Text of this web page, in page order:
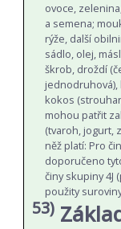
ovoce,
a semena;
rýže, další
sádlo, olej,
škrob, droždí
jednodruhová),
kokos
mohou patřit
(tvaroh, jogurt,
něž platí: Pro
doporučeno
činy skupiny 4J
použity
53)